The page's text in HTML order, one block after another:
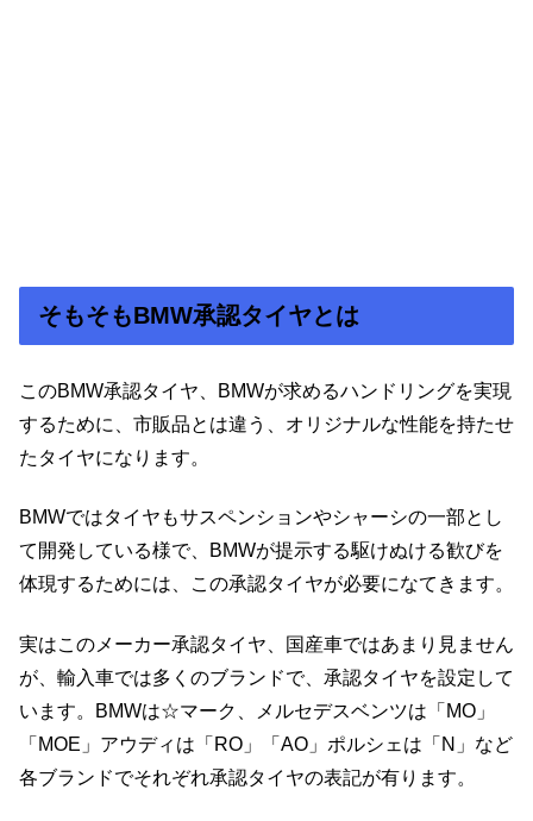
そもそもBMW承認タイヤとは
このBMW承認タイヤ、BMWが求めるハンドリングを実現
するために、市販品とは違う、オリジナルな性能を持たせ
たタイヤになります。
BMWではタイヤもサスペンションやシャーシの一部とし
て開発している様で、BMWが提示する駆けぬける歓びを
体現するためには、この承認タイヤが必要になてきます。
実はこのメーカー承認タイヤ、国産車ではあまり見ません
が、輸入車では多くのブランドで、承認タイヤを設定して
います。BMWは☆マーク、メルセデスベンツは「MO」
「MOE」アウディは「RO」「AO」ポルシェは「N」など
各ブランドでそれぞれ承認タイヤの表記が有ります。